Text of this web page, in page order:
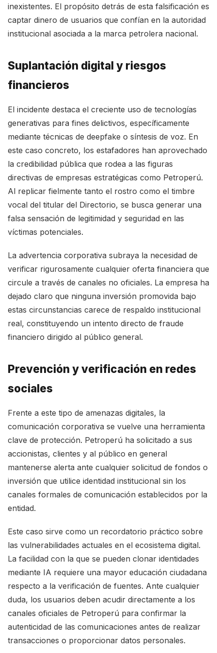
inexistentes. El propósito detrás de esta falsificación es
captar dinero de usuarios que confían en la autoridad
institucional asociada a la marca petrolera nacional.
Suplantación digital y riesgos
financieros
El incidente destaca el creciente uso de tecnologías
generativas para fines delictivos, específicamente
mediante técnicas de deepfake o síntesis de voz. En
este caso concreto, los estafadores han aprovechado
la credibilidad pública que rodea a las figuras
directivas de empresas estratégicas como Petroperú.
Al replicar fielmente tanto el rostro como el timbre
vocal del titular del Directorio, se busca generar una
falsa sensación de legitimidad y seguridad en las
víctimas potenciales.
La advertencia corporativa subraya la necesidad de
verificar rigurosamente cualquier oferta financiera que
circule a través de canales no oficiales. La empresa ha
dejado claro que ninguna inversión promovida bajo
estas circunstancias carece de respaldo institucional
real, constituyendo un intento directo de fraude
financiero dirigido al público general.
Prevención y verificación en redes
sociales
Frente a este tipo de amenazas digitales, la
comunicación corporativa se vuelve una herramienta
clave de protección. Petroperú ha solicitado a sus
accionistas, clientes y al público en general
mantenerse alerta ante cualquier solicitud de fondos o
inversión que utilice identidad institucional sin los
canales formales de comunicación establecidos por la
entidad.
Este caso sirve como un recordatorio práctico sobre
las vulnerabilidades actuales en el ecosistema digital.
La facilidad con la que se pueden clonar identidades
mediante IA requiere una mayor educación ciudadana
respecto a la verificación de fuentes. Ante cualquier
duda, los usuarios deben acudir directamente a los
canales oficiales de Petroperú para confirmar la
autenticidad de las comunicaciones antes de realizar
transacciones o proporcionar datos personales.